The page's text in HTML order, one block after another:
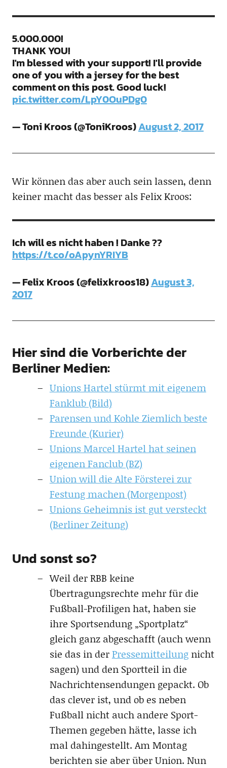
5.000.000!
THANK YOU!
I'm blessed with your support! I'll provide
one of you with a jersey for the best
comment on this post. Good luck!
pic.twitter.com/LpY0OuPDg0
— Toni Kroos (@ToniKroos)August 2, 2017
Wir können das aber auch sein lassen, denn
keiner macht das besser als Felix Kroos:
Ich will es nicht haben ! Danke ??
https://t.co/oApynYRIYB
— Felix Kroos (@felixkroos18)August 3,
2017
Hier sind die Vorberichte der
Berliner Medien:
Unions Hartel stürmt mit eigenem
Fanklub (Bild)
Parensen und Kohle Ziemlich beste
Freunde (Kurier)
Unions Marcel Hartel hat seinen
eigenen Fanclub (BZ)
Union will die Alte Försterei zur
Festung machen (Morgenpost)
Unions Geheimnis ist gut versteckt
(Berliner Zeitung)
Und sonst so?
Weil der RBB keine
Übertragungsrechte mehr für die
Fußball-Profiligen hat, haben sie
ihre Sportsendung „Sportplatz“
gleich ganz abgeschafft (auch wenn
sie das in derPressemitteilungnicht
sagen) und den Sportteil in die
Nachrichtensendungen gepackt. Ob
das clever ist, und ob es neben
Fußball nicht auch andere Sport-
Themen gegeben hätte, lasse ich
mal dahingestellt. Am Montag
berichten sie aber über Union. Nun